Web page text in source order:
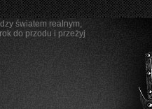
światem realnym,
do przodu i przeżyj